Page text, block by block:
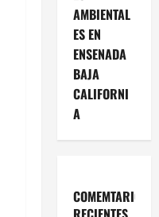
AMBIENTAL
ES EN
ENSENADA
BAJA
CALIFORNI
A
COMEMTARIOS